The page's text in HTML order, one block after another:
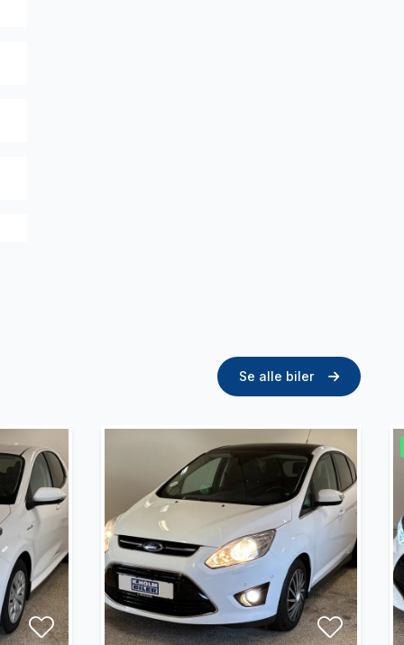
Se alle biler